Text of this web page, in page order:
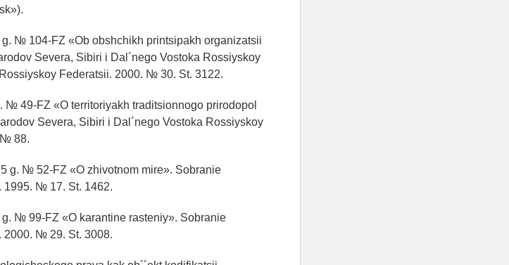
№ 104-FZ «Ob obshchikh printsipakh organizatsii
Severa, Sibiri i Dal´nego Vostoka Rossiyskoy
Federatsii. 2000. № 30. St. 3122.
№ 49-FZ «O territoriyakh traditsionnogo prirodopol
Severa, Sibiri i Dal´nego Vostoka Rossiyskoy
№ 88.
g. № 52-FZ «O zhivotnom mire». Sobranie
1995. № 17. St. 1462.
№ 99-FZ «O karantine rasteniy». Sobranie
2000. № 29. St. 3008.